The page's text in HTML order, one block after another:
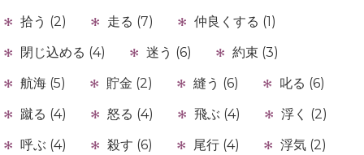
拾う (2)
走る (7)
仲良くする (1)
閉じ込める (4)
迷う (6)
約束 (3)
航海 (5)
貯金 (2) 縫う (6)
叱る (6)
蹴る (4)
怒る (4) 飛ぶ (4)
浮く (2)
呼ぶ (4)
殺す (6) 尾行 (4)
浮気 (2)